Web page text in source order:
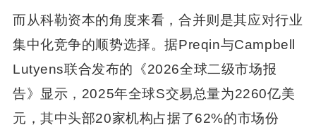
而从科勒资本的角度来看，合并则是其应对行业
集中化竞争的顺势选择。据Preqin与Campbell
Lutyens联合发布的《2026全球二级市场报
告》显示，2025年全球S交易总量为2260亿美
元，其中头部20家机构占据了62%的市场份